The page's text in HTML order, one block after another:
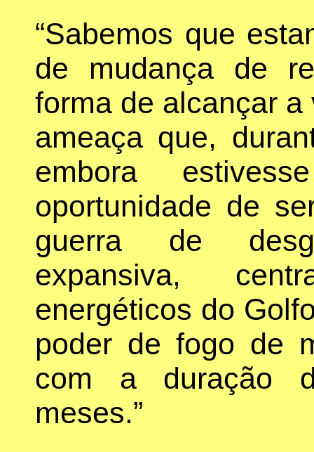
“Sabemos que
de mudança de
forma de alcançar
ameaça que,
embora
oportunidade de
guerra de
expansiva,
energéticos do
poder de fogo de
com a duração
meses.”